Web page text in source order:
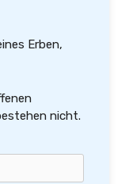
Erben,
nicht.